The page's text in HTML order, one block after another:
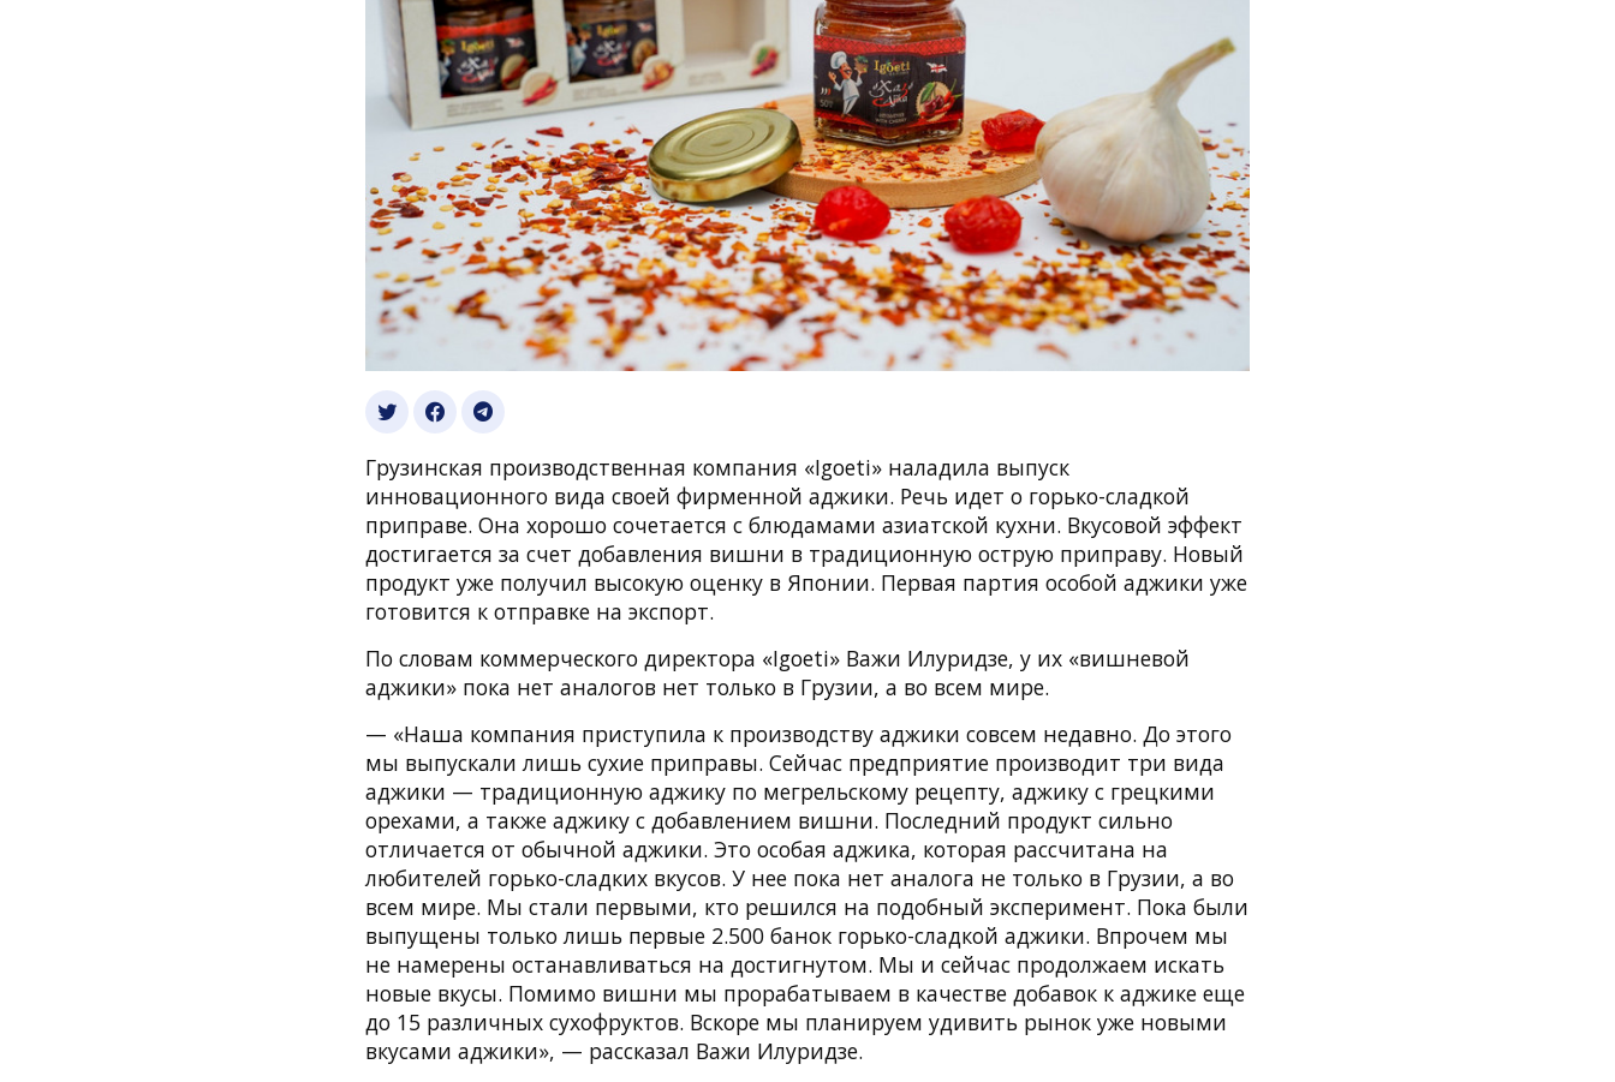
Грузинская производственная компания «Igoeti» наладила выпуск
инновационного вида своей фирменной аджики. Речь идет о горько-сладкой
приправе. Она хорошо сочетается с блюдамами азиатской кухни. Вкусовой эффект
достигается за счет добавления вишни в традиционную острую приправу. Новый
продукт уже получил высокую оценку в Японии. Первая партия особой аджики уже
готовится к отправке на экспорт.
По словам коммерческого директора «Igoeti» Важи Илуридзе, у их «вишневой
аджики» пока нет аналогов нет только в Грузии, а во всем мире.
— «Наша компания приступила к производству аджики совсем недавно. До этого
мы выпускали лишь сухие приправы. Сейчас предприятие производит три вида
аджики — традиционную аджику по мегрельскому рецепту, аджику с грецкими
орехами, а также аджику с добавлением вишни. Последний продукт сильно
отличается от обычной аджики. Это особая аджика, которая рассчитана на
любителей горько-сладких вкусов. У нее пока нет аналога не только в Грузии, а во
всем мире. Мы стали первыми, кто решился на подобный эксперимент. Пока были
выпущены только лишь первые 2.500 банок горько-сладкой аджики. Впрочем мы
не намерены останавливаться на достигнутом. Мы и сейчас продолжаем искать
новые вкусы. Помимо вишни мы прорабатываем в качестве добавок к аджике еще
до 15 различных сухофруктов. Вскоре мы планируем удивить рынок уже новыми
вкусами аджики», — рассказал Важи Илуридзе.